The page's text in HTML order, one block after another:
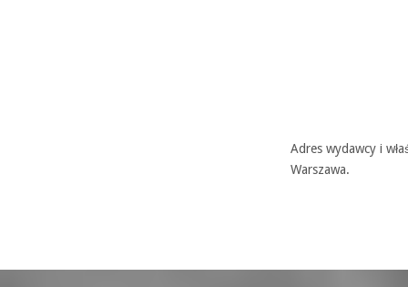
Adres wydawcy i
Warszawa.